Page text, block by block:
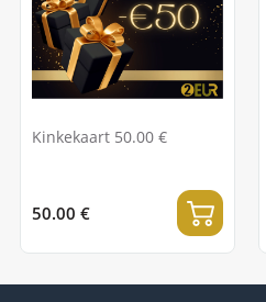
Kinkekaart 50.00 €
50.00 €